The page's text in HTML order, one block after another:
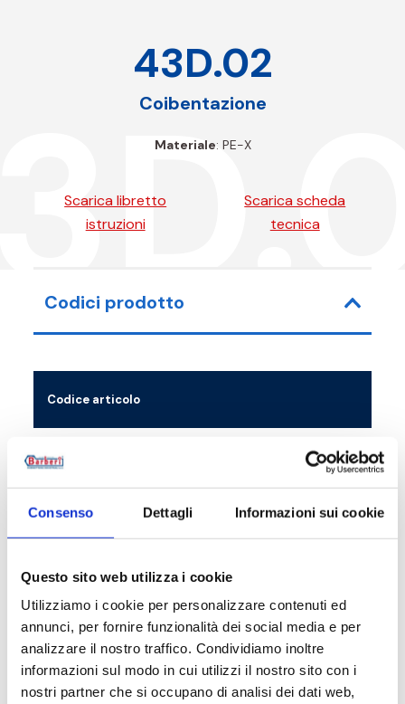
Consenso Dettagli Informazioni sui cookie
Questo sito web utilizza i cookie
Utilizziamo i cookie per personalizzare contenuti ed
annunci, per fornire funzionalità dei social media e per
analizzare il nostro traffico. Condividiamo inoltre
informazioni sul modo in cui utilizzi il nostro sito con i
nostri partner che si occupano di analisi dei dati web,
43D.02
Coibentazione
Materiale: PE-X
Scarica libretto
istruzioni
Scarica scheda
tecnica
Codici prodotto
Codice articolo
43D02000022
Descrizione
Documentazione